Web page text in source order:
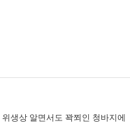
생상 알면서도 꽉쬐인 청바지에